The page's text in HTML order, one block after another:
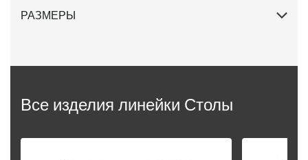
Закругленные внутренние углы и съемные детали
РАЗМЕРЫ
Все изделия линейки Столы